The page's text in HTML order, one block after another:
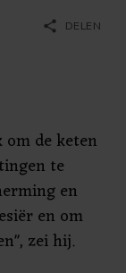
share DELEN
de keten
te
en
en om
zei hij.